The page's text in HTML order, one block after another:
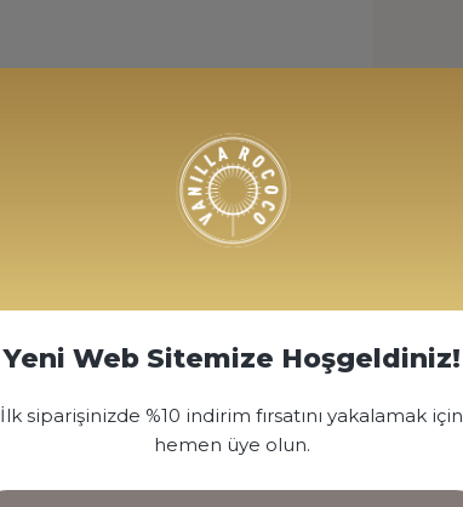
Yeni Web Sitemize Hoşgeldiniz!
İlk siparişinizde %10 indirim fırsatını yakalamak için
hemen üye olun.